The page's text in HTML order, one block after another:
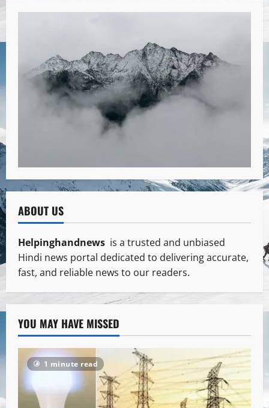
ABOUT US
Helpinghandnews is a trusted and unbiased
Hindi news portal dedicated to delivering accurate,
fast, and reliable news to our readers.
YOU MAY HAVE MISSED
1 minute read